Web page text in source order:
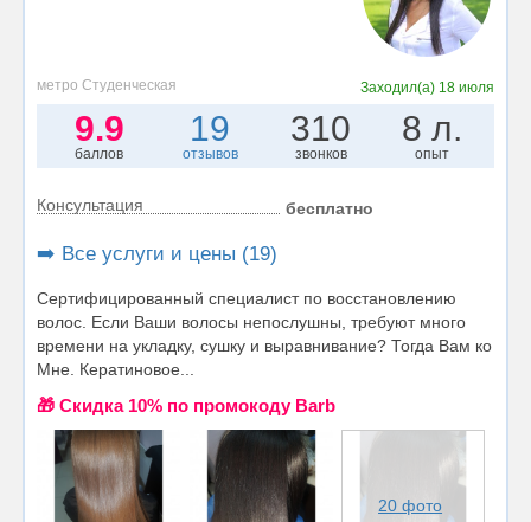
метро Студенческая Заходил(а) 18 июля
9.9
баллов
19
отзывов
310
звонков
8 л.
опыт
Консультация бесплатно
➡️ Все услуги и цены (19)
Сертифицированный специалист по восстановлению
волос. Если Ваши волосы непослушны, требуют много
времени на укладку, сушку и выравнивание? Тогда Вам ко
Мне. Кератиновое...
🎁 Cкидка 10% по промокоду Barb
20 фото